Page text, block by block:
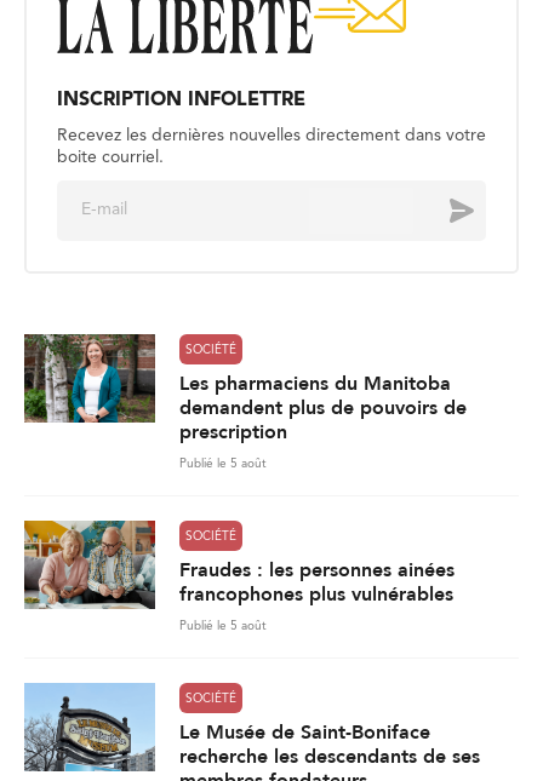
INSCRIPTION INFOLETTRE
Recevez les dernières nouvelles directement dans votre
boite courriel.
Envoyer
SOCIÉTÉ
Les pharmaciens du Manitoba
demandent plus de pouvoirs de
prescription
Publié le 5 août
SOCIÉTÉ
Fraudes : les personnes ainées
francophones plus vulnérables
Publié le 5 août
SOCIÉTÉ
Le Musée de Saint-Boniface
recherche les descendants de ses